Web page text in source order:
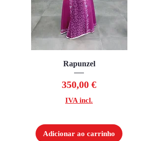
Rapunzel
Preço
350,00 €
IVA incl.
Adicionar ao carrinho